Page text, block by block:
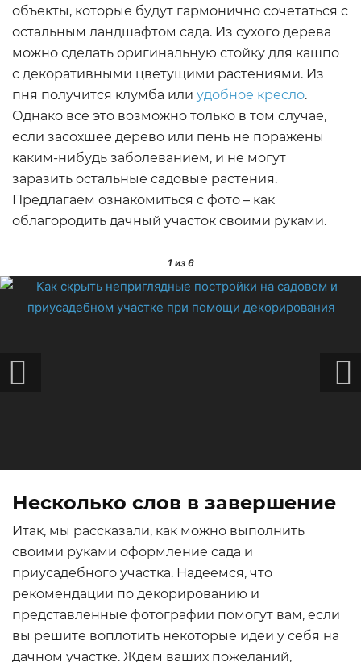
объекты, которые будут гармонично сочетаться с
остальным ландшафтом сада. Из сухого дерева
можно сделать оригинальную стойку для кашпо
с декоративными цветущими растениями. Из
пня получится клумба или удобное кресло.
Однако все это возможно только в том случае,
если засохшее дерево или пень не поражены
каким-нибудь заболеванием, и не могут
заразить остальные садовые растения.
Предлагаем ознакомиться с фото – как
облагородить дачный участок своими руками.
1из 6
Несколько слов в завершение
Итак, мы рассказали, как можно выполнить
своими руками оформление сада и
приусадебного участка. Надеемся, что
рекомендации по декорированию и
представленные фотографии помогут вам, если
вы решите воплотить некоторые идеи у себя на
дачном участке. Ждем ваших пожеланий,